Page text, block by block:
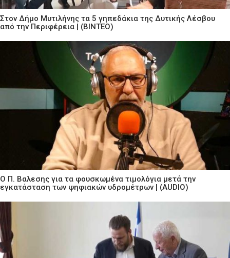
Στον Δήμο Μυτιλήνης τα 5 γηπεδάκια της Δυτικής Λέσβου
από την Περιφέρεια | (ΒΙΝΤΕΟ)
Ο Π. Βαλεσης για τα φουσκωμένα τιμολόγια μετά την
εγκατάσταση των ψηφιακών υδρομέτρων | (AUDIO)